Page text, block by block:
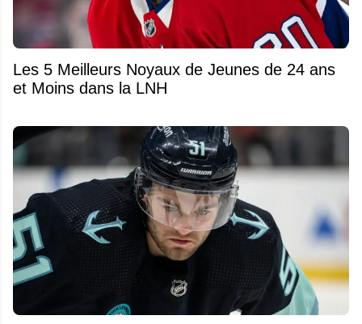
Les 5 Meilleurs Noyaux de Jeunes de 24 ans
et Moins dans la LNH